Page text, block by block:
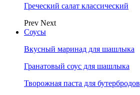
Греческий салат классический
Prev Next
Соусы
Вкусный маринад для шашлыка
Гранатовый соус для шашлыка
Творожная паста для бутербродов